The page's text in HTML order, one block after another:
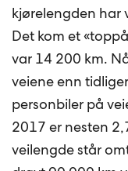
kjørelengden har
Det kom et
var 14 200 km.
veiene enn
personbiler på
2017 er nesten
veilengde står